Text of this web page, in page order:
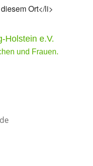
Ort</li>
Holstein e.V.
und Frauen.